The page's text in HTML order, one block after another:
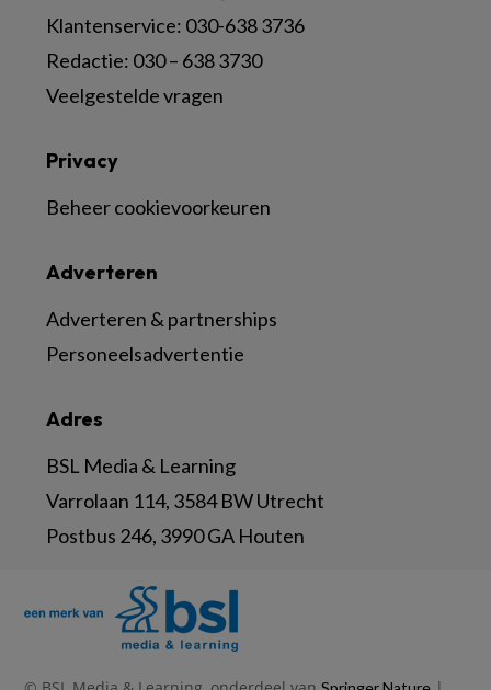
Klantenservice: 030-638 3736
Redactie: 030 – 638 3730
Veelgestelde vragen
Adres
BSL Media & Learning
Varrolaan 114, 3584 BW Utrecht
Postbus 246, 3990 GA Houten
Adverteren
Adverteren & partnerships
Personeelsadvertentie
Privacy
Beheer cookievoorkeuren